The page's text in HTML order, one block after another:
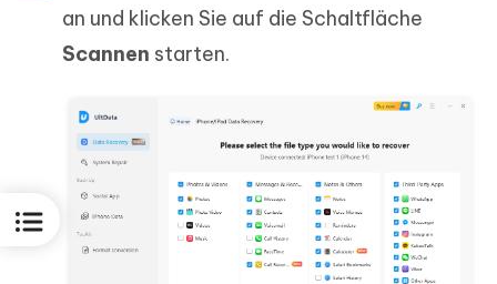
an und klicken Sie auf die Schaltfläche
Scannen starten.